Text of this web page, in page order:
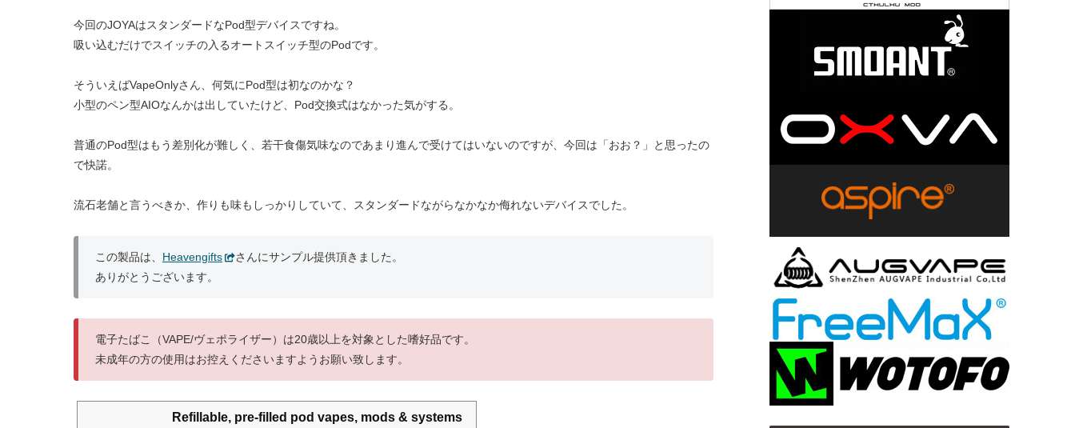
今回のJOYAはスタンダードなPod型デバイスですね。
吸い込むだけでスイッチの入るオートスイッチ型のPodです。
そういえばVapeOnlyさん、何気にPod型は初なのかな？
小型のペン型AIOなんかは出していたけど、Pod交換式はなかった気がする。
普通のPod型はもう差別化が難しく、若干食傷気味なのであまり進んで受けてはいないのですが、今回は「おお？」と思ったの
で快諾。
流石老舗と言うべきか、作りも味もしっかりしていて、スタンダードながらなかなか侮れないデバイスでした。
この製品は、 Heavengifts
さんにサンプル提供頂きました。
ありがとうございます。
電子たばこ（VAPE/ヴェポライザー）は20歳以上を対象とした嗜好品です。
未成年の方の使用はお控えくださいますようお願い致します。
Refillable, pre-filled pod vapes, mods & systems